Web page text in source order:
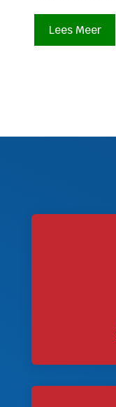
Lees Meer